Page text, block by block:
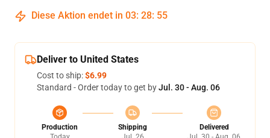
Diese Aktion endet in 03: 28: 54
Deliver to United States
Cost to ship:$6.99
Standard - Order today to get byJul. 30 - Aug. 06
Production
Shipping
Delivered